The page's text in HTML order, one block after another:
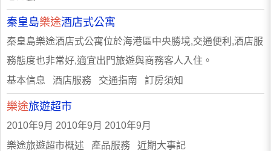
秦皇島樂途酒店式公寓
秦皇島樂途酒店式公寓位於海港區中央勝境,交通便利,酒店服
務態度也非常好,適宜出門旅遊與商務客人入住。
基本信息 酒店服務 交通指南 訂房須知
樂途旅遊超市
2010年9月 2010年9月 2010年9月
樂途旅遊超市概述 產品服務 近期大事記